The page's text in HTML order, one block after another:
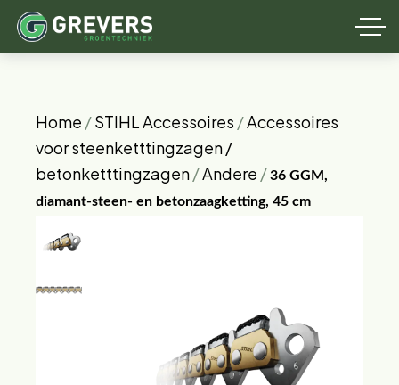
Home /STIHL Accessoires /Accessoires
voor steenketttingzagen /
betonketttingzagen/Andere /36 GGM,
diamant-steen- en betonzaagketting, 45 cm